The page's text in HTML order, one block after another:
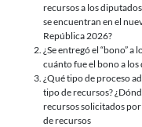
recursos a los
se encuentran en el
República 2026?
¿Se entregó el “bono” a
cuánto fue el bono a
¿Qué tipo de proceso
tipo de recursos?
recursos solicitados
de recursos